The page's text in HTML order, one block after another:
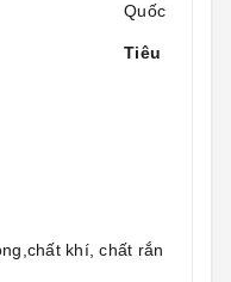
Quốc
Tiêu
khí, chất rắn